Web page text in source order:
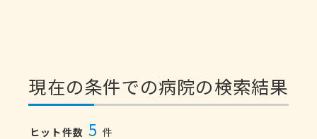
現在の条件での病院の検索結果
ヒット件数 5 件